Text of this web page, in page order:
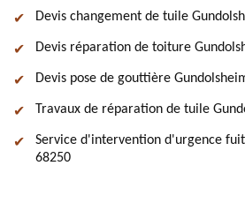
Devis changement de tuile
Devis réparation de toiture
Devis pose de gouttière
Travaux de réparation de tuile
Service d'intervention d'urgence
68250